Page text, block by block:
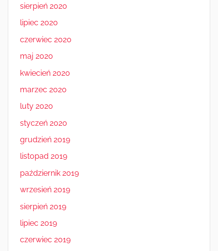
sierpień 2020
lipiec 2020
czerwiec 2020
maj 2020
kwiecień 2020
marzec 2020
luty 2020
styczeń 2020
grudzień 2019
listopad 2019
październik 2019
wrzesień 2019
sierpień 2019
lipiec 2019
czerwiec 2019